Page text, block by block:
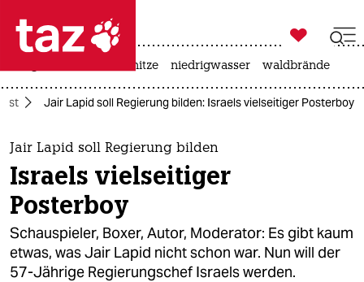
 taz zahl ich
taz zahl ich
themen
politik
öko
gesellschaft

taz zahl ich
hitze niedrigwasser waldbrände
Jair Lapid soll Regierung bilden: Israels vielseitiger Posterboy
Jair Lapid soll Regierung bilden
Israels vielseitiger
Posterboy
Schauspieler, Boxer, Autor, Moderator: Es gibt kaum
etwas, was Jair Lapid nicht schon war. Nun will der
57-Jährige Regierungschef Israels werden.